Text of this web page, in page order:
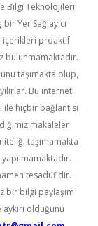
Bilgi Teknolojileri
Yer Sağlayıcı
içerikleri proaktif
bulunmamaktadır.
taşımakta olup,
Bu internet
hiçbir bağlantısı
makaleler
taşımamakta
tesadüfidir.
bir bilgi paylaşım
olduğunu